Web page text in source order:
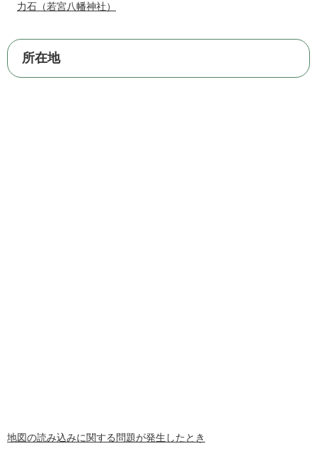
力石（若宮八幡神社）
所在地
地図の読み込みに関する問題が発生したとき